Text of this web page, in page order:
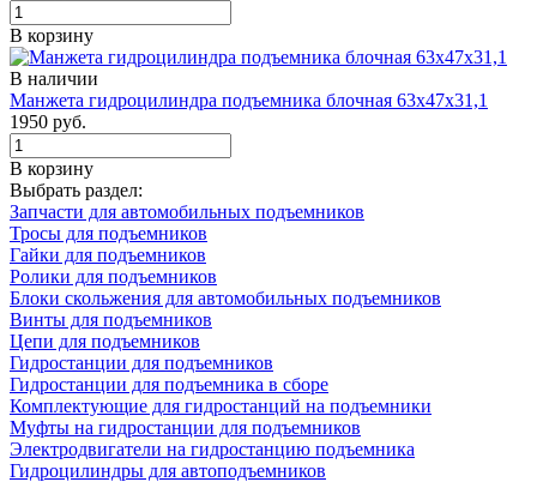
В корзину
В наличии
Манжета гидроцилиндра подъемника блочная 63х47х31,1
1950 руб.
В корзину
Выбрать раздел:
Запчасти для автомобильных подъемников
Тросы для подъемников
Гайки для подъемников
Ролики для подъемников
Блоки скольжения для автомобильных подъемников
Винты для подъемников
Цепи для подъемников
Гидростанции для подъемников
Гидростанции для подъемника в сборе
Комплектующие для гидростанций на подъемники
Муфты на гидростанции для подъемников
Электродвигатели на гидростанцию подъемника
Гидроцилиндры для автоподъемников